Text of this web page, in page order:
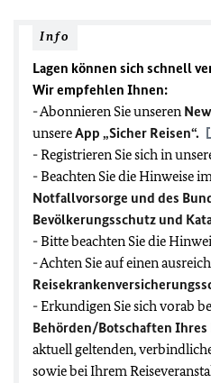
Info
Lagen können sich schnell
Wir empfehlen Ihnen:
- Abonnieren Sie unseren
unsereApp „Sicher Reisen“.
- Registrieren Sie sich in
- Beachten Sie die Hinweise
Notfallvorsorge und des
Bevölkerungsschutz und
- Bitte beachten Sie die
- Achten Sie auf einen
- Erkundigen Sie sich vorab
Behörden/Botschaften Ihres
aktuell geltenden,
sowie bei Ihrem